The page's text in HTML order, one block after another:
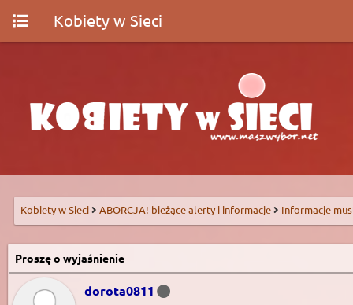
Kobiety w Sieci
Kobiety w Sieci ABORCJA! bieżące alerty i informacje Informacje
Proszę o wyjaśnienie
dorota0811